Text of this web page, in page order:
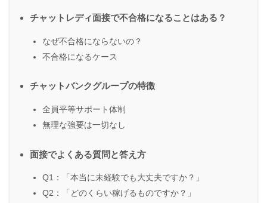
チャットレディ面接で不合格になることはある？
なぜ不合格にならないの？
不合格になるケース
チャットバンクグループの特徴
全員平等サポート体制
無理な強要は一切なし
面接でよくある質問と答え方
Q1：「本当に未経験でも大丈夫ですか？」
Q2：「どのくらい稼げるものですか？」